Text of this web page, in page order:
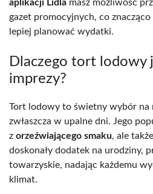
aplikacji Lidla masz możliwość
gazet promocyjnych, co
lepiej planować wydatki.
Dlaczego tort lodowy
imprezy?
Tort lodowy to świetny wybór na
zwłaszcza w upalne dni. Jego
z orzeźwiającego smaku, ale
doskonały dodatek na urodziny,
towarzyskie, nadając każdemu
klimat.